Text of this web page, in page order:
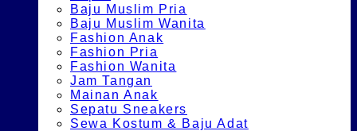
Baju Muslim Pria
Baju Muslim Wanita
Fashion Anak
Fashion Pria
Fashion Wanita
Jam Tangan
Mainan Anak
Sepatu Sneakers
Sewa Kostum & Baju Adat